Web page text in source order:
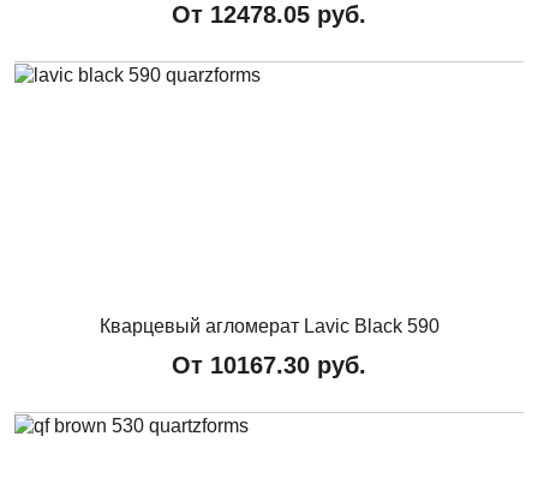
От 12478.05 руб.
Кварцевый агломерат Lavic Black 590
От 10167.30 руб.